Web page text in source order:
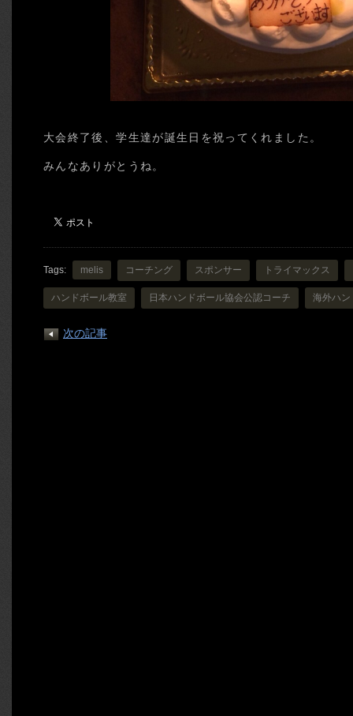
大会終了後、学生達が誕生日を祝ってくれました。
みんなありがとうね。
Tags: melis コーチング スポンサー トライマックス
ハンドボール教室 日本ハンドボール協会公認コーチ 海外ハン
次の記事